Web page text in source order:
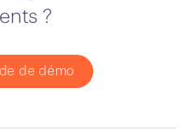
?
de démo